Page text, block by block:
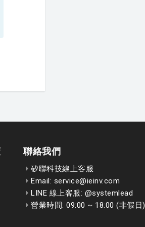
聯絡我們
矽聯科技線上客服
Email: service@ieinv.com
LINE 線上客服: @systemlead
營業時間: 09:00 ~ 18:00 (非假日)